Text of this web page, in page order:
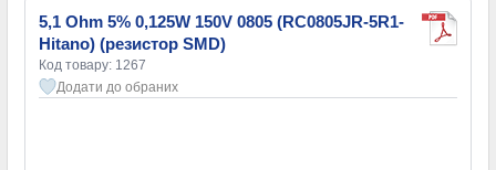
5,1 Ohm 5% 0,125W 150V 0805 (RC0805JR-5R1-
Hitano) (резистор SMD)
Код товару: 1267
Додати до обраних